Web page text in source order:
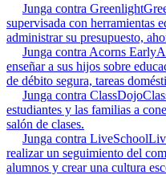
Junga contra Greenlight
supervisada con herramientas
administrar su presupuesto,
Junga contra Acorns Early
enseñar a sus hijos sobre
de débito segura, tareas
Junga contra ClassDojo
estudiantes y las familias a
salón de clases.
Junga contra LiveSchool
realizar un seguimiento del
alumnos y crear una cultura